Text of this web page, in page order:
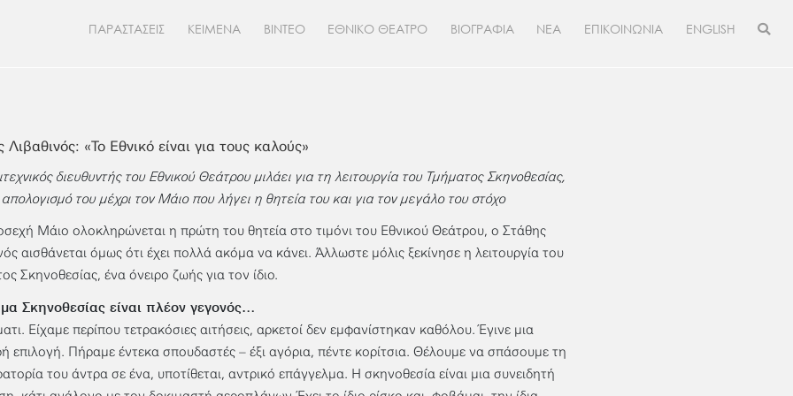
ΠΑΡΑΣΤΑΣΕΙΣ ΚΕΙΜΕΝΑ ΒΙΝΤΕΟ ΕΘΝΙΚΟ ΘΕΑΤΡΟ ΒΙΟΓΡΑΦΙΑ ΝΕΑ ΕΠΙΚΟΙΝΩΝΙΑ ENGLISH
Λιβαθινός: «Το Εθνικό είναι για τους καλούς»
διευθυντής του Εθνικού Θεάτρου μιλάει για τη λειτουργία του Τμήματος Σκηνοθεσίας,
απολογισμό του μέχρι τον Μάιο που λήγει η θητεία του και για τον μεγάλο του στόχο
Μάιο ολοκληρώνεται η πρώτη του θητεία στο τιμόνι του Εθνικού Θεάτρου, ο Στάθης
αισθάνεται όμως ότι έχει πολλά ακόμα να κάνει. Άλλωστε μόλις ξεκίνησε η λειτουργία του
Σκηνοθεσίας, ένα όνειρο ζωής για τον ίδιο.
Σκηνοθεσίας είναι πλέον γεγονός…
Είχαμε περίπου τετρακόσιες αιτήσεις, αρκετοί δεν εμφανίστηκαν καθόλου. Έγινε μια
επιλογή. Πήραμε έντεκα σπουδαστές – έξι αγόρια, πέντε κορίτσια. Θέλουμε να σπάσουμε τη
του άντρα σε ένα, υποτίθεται, αντρικό επάγγελμα. Η σκηνοθεσία είναι μια συνειδητή